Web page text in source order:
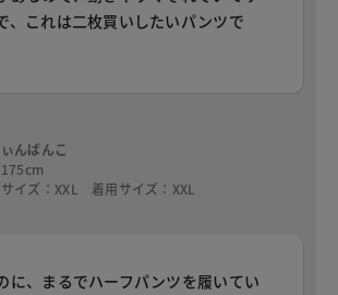
、これは二枚買いしたいパンツで
んばんこ
イズ：XXL 着用サイズ：XXL
に、まるでハーフパンツを履いてい